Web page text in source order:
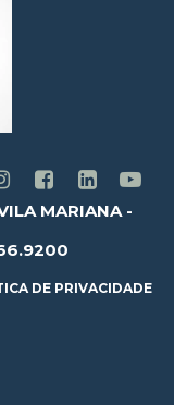
MARIANA -
DE PRIVACIDADE